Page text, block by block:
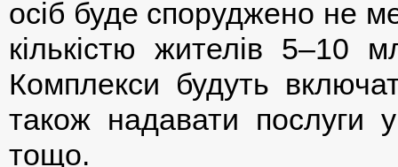
осіб буде споруджено не
кількістю жителів
Комплекси будуть
також надавати послуги
тощо.